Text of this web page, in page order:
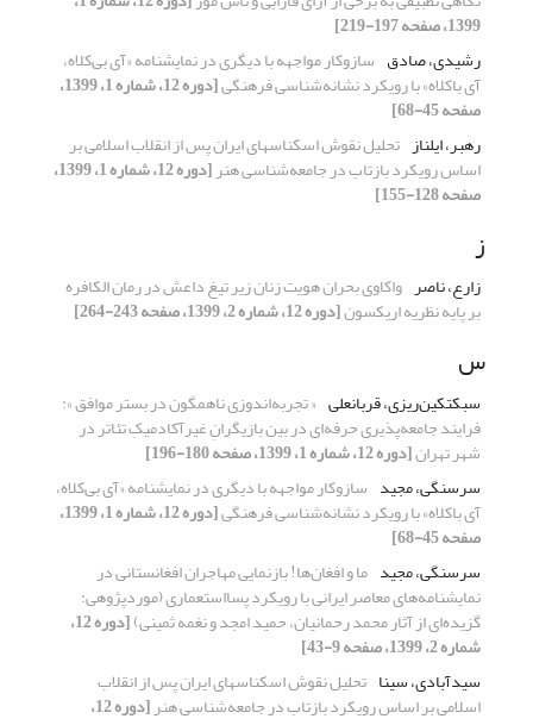
1399، صفحه 197-219]
رشیدی، صادق سازوکار مواجهه با دیگری در نمایشنامه «آی بی‌کلاه،
آی باکلاه» با رویکرد نشانه‌شناسی فرهنگی [دوره 12، شماره 1، 1399،
صفحه 45-68]
رهبر، ایلناز تحلیل نقوش اسکناسهای ایران پس از انقلاب اسلامی بر
اساس رویکرد بازتاب در جامعه‌شناسی هنر [دوره 12، شماره 1، 1399،
صفحه 128-155]
ز
زارع، ناصر واکاوی بحران هویت زنان زیر تیغ داعش در رمان الکافره
بر پایه نظریه اریکسون[دوره 12، شماره 2، 1399، صفحه 243-264]
س
سبکتکین‌ریزی، قربانعلی « تجربه‌اندوزی‌‌ ناهمگون در بستر موافق »:
فرایند جامعه‌پذیری حرفه‌ای در بین بازیگرانِ غیرآکادمیکِ تئاتر در
شهر تهران[دوره 12، شماره 1، 1399، صفحه 180-196]
سرسنگی، مجید سازوکار مواجهه با دیگری در نمایشنامه «آی بی‌کلاه،
آی باکلاه» با رویکرد نشانه‌شناسی فرهنگی [دوره 12، شماره 1، 1399،
صفحه 45-68]
سرسنگی، مجید ما و افغان‌ها! بازنمایی مهاجران افغانستانی در
نمایشنامه‌های معاصر ایرانی با رویکرد پسااستعماری (‌مورد‌پژوهی:
گزیده‌ای از آثار محمد رحمانیان، حمید امجد و نغمه ثمینی) [دوره 12،
شماره 2، 1399، صفحه 9-43]
سیدآبادی، سینا تحلیل نقوش اسکناسهای ایران پس از انقلاب
اسلامی بر اساس رویکرد بازتاب در جامعه‌شناسی هنر [دوره 12،